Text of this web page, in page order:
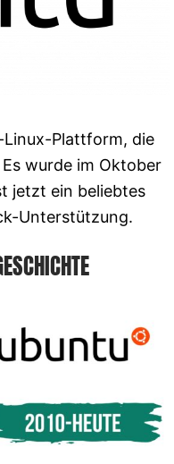
Linux-Plattform, die
wurde im Oktober
jetzt ein beliebtes
Unterstützung.